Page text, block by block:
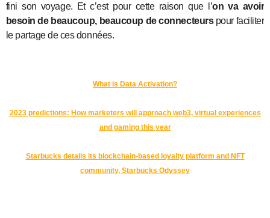
fini son voyage. Et c’est pour cette raison que l’on va avoir
besoin de beaucoup, beaucoup de connecteurspour faciliter
le partage de ces données.
What is Data Activation?
2023 predictions: How marketers will approach web3, virtual experiences
and gaming this year
Starbucks details its blockchain-based loyalty platform and NFT
community, Starbucks Odyssey